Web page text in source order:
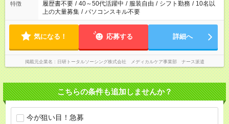
ません
特徴 履歴書不要 / 40～50代活躍中 / 服装自由 / シフト勤務 / 10名以
上の大量募集 / パソコンスキル不要
気になる！ 応募する 詳細へ
掲載元企業名 日研トータルソーシング株式会社 メディカルケア事業部 ナース派遣
こちらの条件も追加しませんか？
今が狙い目！急募